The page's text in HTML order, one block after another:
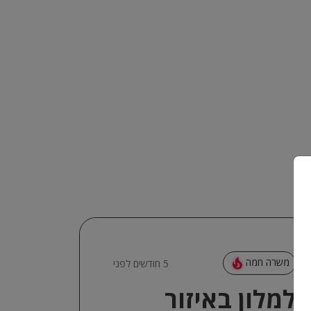
משרה חמה 5 חודשים לפני
למלון באיזור